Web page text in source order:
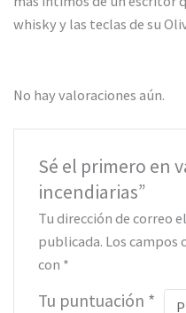
whisky y las teclas de su
No hay valoraciones aún.
Sé el primero en
incendiarias”
Tu dirección de correo
publicada. Los campos
con *
Tu puntuación *